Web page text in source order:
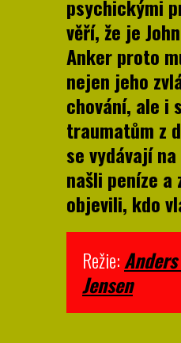
psychickými
věří, že je
Anker proto
nejen jeho
chování, ale i
traumatům z
se vydávají
našli peníze a
objevili, kdo
Režie:
Jensen